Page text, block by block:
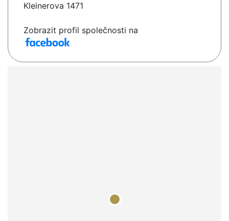
Kleinerova 1471
Zobrazit profil společnosti na